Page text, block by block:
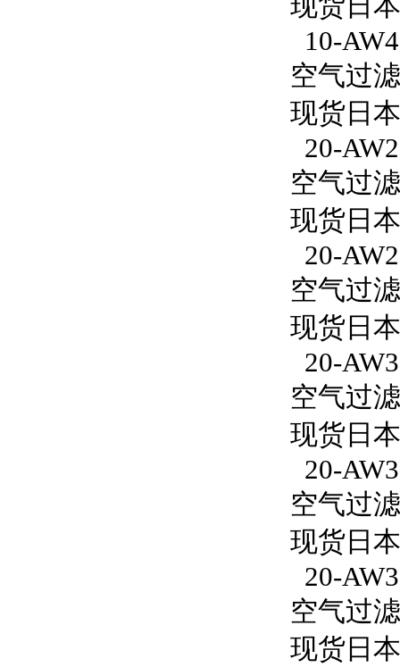
10-
空气过
现货日
20-
空气过
现货日
20-
空气过
现货日
20-
空气过
现货日
20-
空气过
现货日
20-
空气过
现货日